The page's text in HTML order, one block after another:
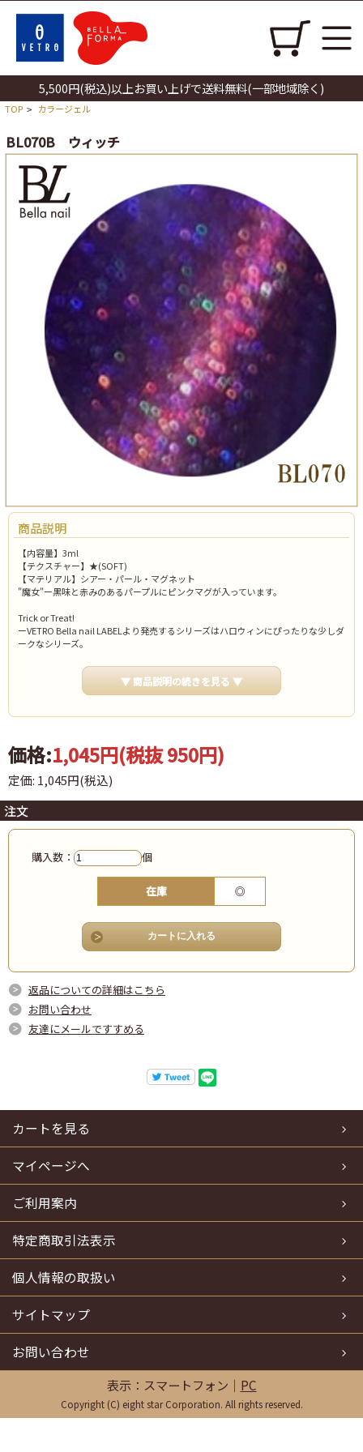
5,500円(税込)以上お買い上げで送料無料(一部地域除く)
TOP > カラージェル
BL070B ウィッチ
商品説明
【内容量】3ml
【テクスチャー】★(SOFT)
【マテリアル】シアー・パール・マグネット
"魔女"ー黒味と赤みのあるパープルにピンクマグが入っています。
Trick or Treat!
ーVETRO Bella nail LABELより発売するシリーズはハロウィンにぴったりな少しダ
ークなシリーズ。
艶に豪華に爪先を彩ります。
※BL製品は化粧品ではありません。爪に直接使用しないでください。
▼ 商品説明の続きを見る ▼
価格:1,045円(税抜 950円)
定価: 1,045円(税込)
注文
購入数： 個
在庫 ◎
返品についての詳細はこちら
お問い合わせ
友達にメールですすめる
カートを見る
マイページへ
ご利用案内
特定商取引法表示
個人情報の取扱い
サイトマップ
お問い合わせ
表示：スマートフォン｜ PC
Copyright (C) eight star Corporation. All rights reserved.